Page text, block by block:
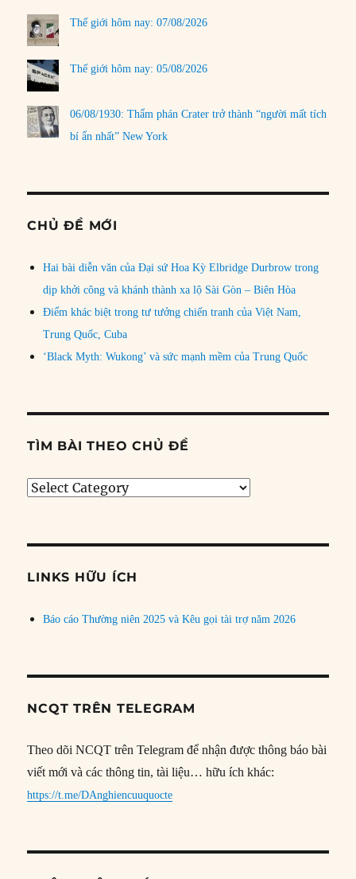
Thế giới hôm nay: 07/08/2026
Thế giới hôm nay: 05/08/2026
06/08/1930: Thẩm phán Crater trở thành “người mất tích
bí ẩn nhất” New York
CHỦ ĐỀ MỚI
Hai bài diễn văn của Đại sứ Hoa Kỳ Elbridge Durbrow trong
dịp khởi công và khánh thành xa lộ Sài Gòn – Biên Hòa
Điểm khác biệt trong tư tưởng chiến tranh của Việt Nam,
Trung Quốc, Cuba
‘Black Myth: Wukong’ và sức mạnh mềm của Trung Quốc
TÌM BÀI THEO CHỦ ĐỀ
Tìm
đề
LINKS HỮU ÍCH
Báo cáo Thường niên 2025 và Kêu gọi tài trợ năm 2026
NCQT TRÊN TELEGRAM
Theo dõi NCQT trên Telegram để nhận được thông báo bài
viết mới và các thông tin, tài liệu… hữu ích khác:
https://t.me/DAnghiencuuquocte